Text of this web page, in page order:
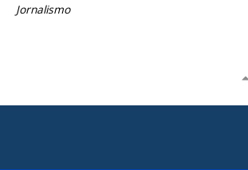
Jornalismo